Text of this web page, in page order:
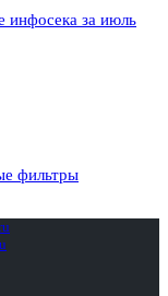
инфосека за июль
фильтры